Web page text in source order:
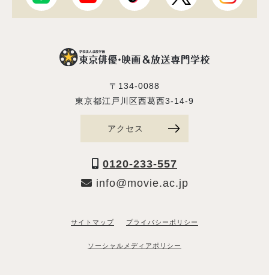
〒134-0088
東京都江戸川区西葛西3-14-9
アクセス
0120-233-557
info@movie.ac.jp
サイトマップ プライバシーポリシー
ソーシャルメディアポリシー